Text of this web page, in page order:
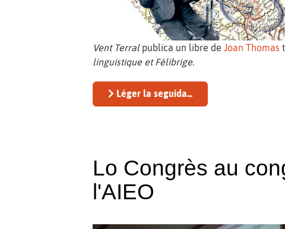
Vent Terralpublica un libre deJoan Thomas
linguistique et Félibrige.
Léger la seguida...
Lo Congrès au
l'AIEO